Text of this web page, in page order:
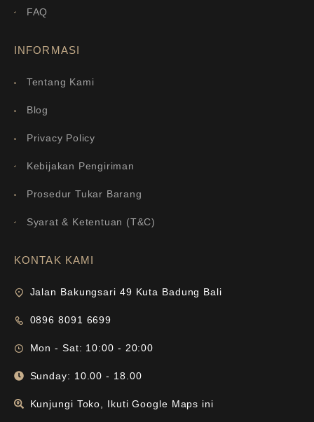
FAQ
INFORMASI
Tentang Kami
Blog
Privacy Policy
Kebijakan Pengiriman
Prosedur Tukar Barang
Syarat & Ketentuan (T&C)
KONTAK KAMI
Jalan Bakungsari 49 Kuta Badung Bali
0896 8091 6699
Mon - Sat: 10:00 - 20:00
Sunday: 10.00 - 18.00
Kunjungi Toko, Ikuti Google Maps ini